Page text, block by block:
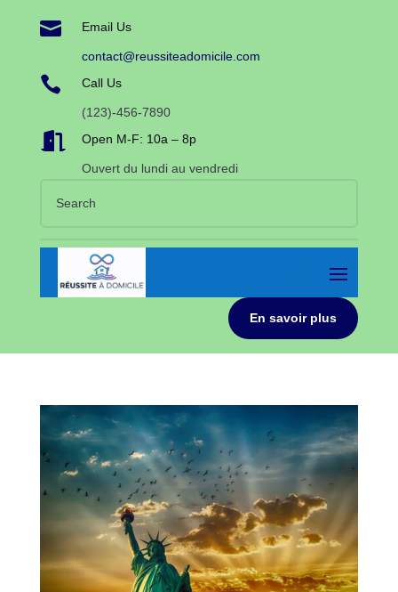
 Email Us
contact@reussiteadomicile.com
 Call Us
(123)-456-7890
 Open M-F: 10a – 8p
Ouvert du lundi au vendredi
En savoir plus